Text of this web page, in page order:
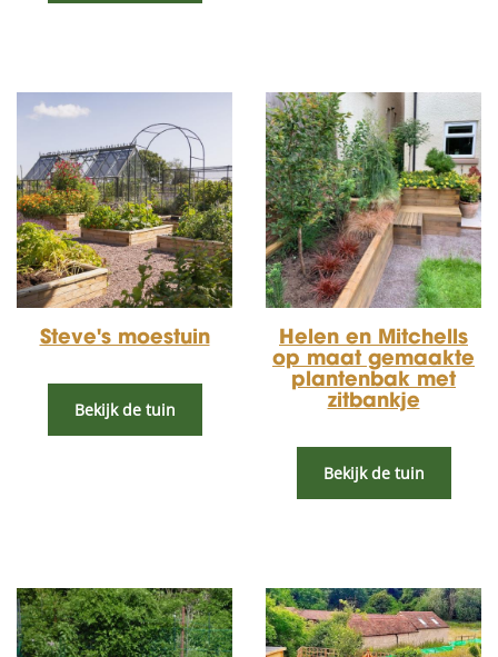
Steve's moestuin
Bekijk de tuin
Helen en Mitchells
op maat gemaakte
plantenbak met
zitbankje
Bekijk de tuin